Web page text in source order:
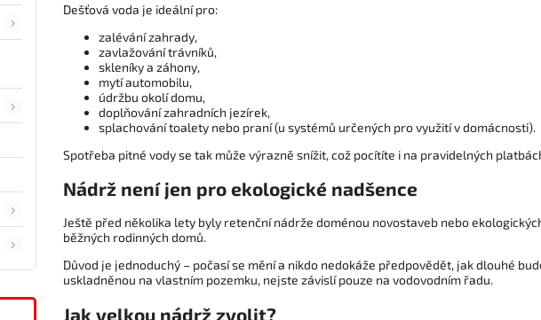
Dešťová voda je ideální pro:
zalévání zahrady,
zavlažování trávníků,
skleníky a záhony,
mytí automobilu,
údržbu okolí domu,
doplňování zahradních jezírek,
splachování toalety nebo praní (u systémů určených pro využití v domácnosti).
Spotřeba pitné vody se tak může výrazně snížit, což pocítíte i na pravidelných
Nádrž není jen pro ekologické nadšence
Ještě před několika lety byly retenční nádrže doménou novostaveb nebo
běžných rodinných domů.
Důvod je jednoduchý – počasí se mění a nikdo nedokáže předpovědět, jak dlouhé
uskladněnou na vlastním pozemku, nejste závislí pouze na vodovodním řadu.
Jak velkou nádrž zvolit?